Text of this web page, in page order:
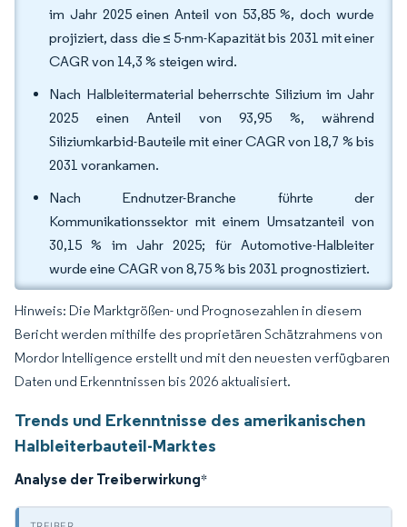
im Jahr 2025 einen Anteil von 53,85 %, doch wurde
projiziert, dass die ≤ 5-nm-Kapazität bis 2031 mit einer
CAGR von 14,3 % steigen wird.
Nach Halbleitermaterial beherrschte Silizium im Jahr
2025 einen Anteil von 93,95 %, während
Siliziumkarbid-Bauteile mit einer CAGR von 18,7 % bis
2031 vorankamen.
Nach Endnutzer-Branche führte der
Kommunikationssektor mit einem Umsatzanteil von
30,15 % im Jahr 2025; für Automotive-Halbleiter
wurde eine CAGR von 8,75 % bis 2031 prognostiziert.
Hinweis: Die Marktgrößen- und Prognosezahlen in diesem
Bericht werden mithilfe des proprietären Schätzrahmens von
Mordor Intelligence erstellt und mit den neuesten verfügbaren
Daten und Erkenntnissen bis 2026 aktualisiert.
Trends und Erkenntnisse des amerikanischen
Halbleiterbauteil-Marktes
Analyse der Treiberwirkung*